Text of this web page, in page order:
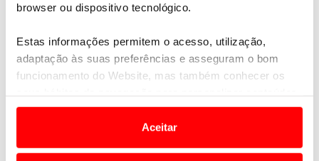
browser ou dispositivo tecnológico.
Estas informações permitem o acesso, utilização,
adaptação às suas preferências e asseguram o bom
funcionamento do Website, mas também conhecer os
e anúncios de modo a promover produtos e/ou serviços.
Em alguns casos, a utilização destas tecnologias
Aceitar